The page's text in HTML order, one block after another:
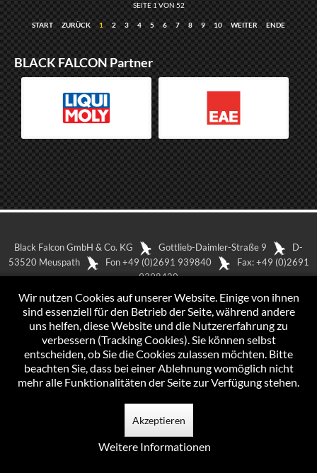
SEITE 1 VON 52
START ZURÜCK 1 2 3 4 5 6 7 8 9 10 WEITER ENDE
BLACK FALCON Partner
Black Falcon GmbH & Co. KG Gottlieb-Daimler-Straße 9
D-
53520 Meuspath
Fon +49 (0)2691 939840
Fax: +49 (0)2691
9398420
Datenschutzerklärung
Wir nutzen Cookies auf unserer Website. Einige von ihnen
sind essenziell für den Betrieb der Seite, während andere
uns helfen, diese Website und die Nutzererfahrung zu
verbessern (Tracking Cookies). Sie können selbst
entscheiden, ob Sie die Cookies zulassen möchten. Bitte
beachten Sie, dass bei einer Ablehnung womöglich nicht
mehr alle Funktionalitäten der Seite zur Verfügung stehen.
Akzeptieren
Weitere Informationen